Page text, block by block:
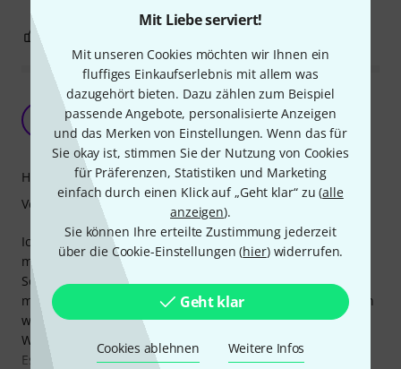
Mit Liebe serviert!
Mit unseren Cookies möchten wir Ihnen ein
fluffiges Einkaufserlebnis mit allem was
dazugehört bieten. Dazu zählen zum Beispiel
passende Angebote, personalisierte Anzeigen
und das Merken von Einstellungen. Wenn das für
Sie okay ist, stimmen Sie der Nutzung von Cookies
für Präferenzen, Statistiken und Marketing
einfach durch einen Klick auf „Geht klar“ zu (alle
anzeigen).
Sie können Ihre erteilte Zustimmung jederzeit
über die Cookie-Einstellungen (hier) widerrufen.
Geht klar
Cookies ablehnen Weitere Infos
Ein brauchbares Gigbag - mit Fender Schriftzug
für Fanboys
fm-bass 01.10.2024
Ich oute mich als unbekehrbarer Fender Fan. Daher fiel
meine Wahl auf das passende Gigbag. Ein schöner roter
Schriftzug weist darauf hin, dass in seinem Inneren
mutmaßlich ein Bass der berühmten Marke aus Kalifornien
weilt. Damit hat es sich aber auch mit beweihräuchernden
Worten.
Es ist ordentlich gepolstert, hat eine Aussparung für den
Handling
Verarbeitung